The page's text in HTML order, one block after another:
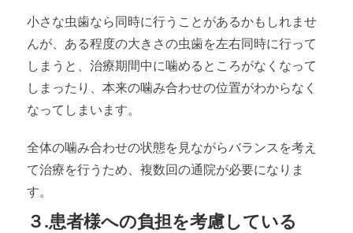
小さな虫歯なら同時に行うことがあるかもしれませ
んが、ある程度の大きさの虫歯を左右同時に行って
しまうと、治療期間中に噛めるところがなくなって
しまったり、本来の噛み合わせの位置がわからなく
なってしまいます。
全体の噛み合わせの状態を見ながらバランスを考え
て治療を行うため、複数回の通院が必要になりま
す。
３.患者様への負担を考慮している